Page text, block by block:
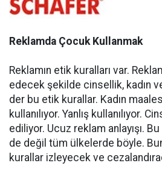
Reklamda Çocuk Kullanmak
Reklamın etik kuralları var.
edecek şekilde cinsellik, kadın
der bu etik kurallar. Kadın
kullanılıyor. Yanlış kullanılıyor.
ediliyor. Ucuz reklam anlayışı.
de değil tüm ülkelerde böyle.
kurallar izleyecek ve